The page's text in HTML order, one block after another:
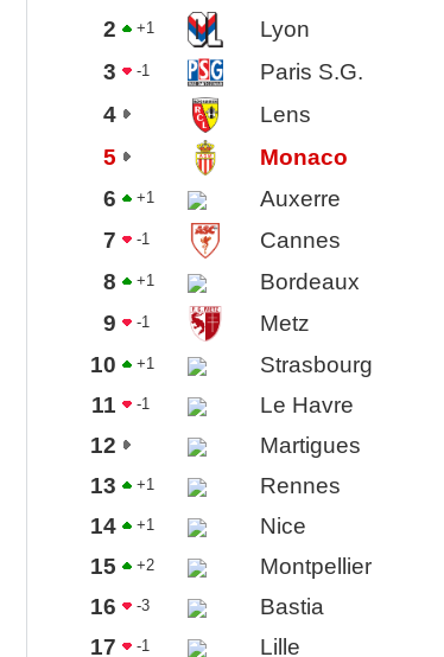
2
+1 Lyon
3
-1 Paris S.G.
4
Lens
5
Monaco
6
+1 Auxerre
7
-1 Cannes
8
+1 Bordeaux
9
-1 Metz
10
+1 Strasbourg
11
-1 Le Havre
12
Martigues
13
+1 Rennes
14
+1 Nice
15
+2 Montpellier
16
-3 Bastia
17
-1 Lille